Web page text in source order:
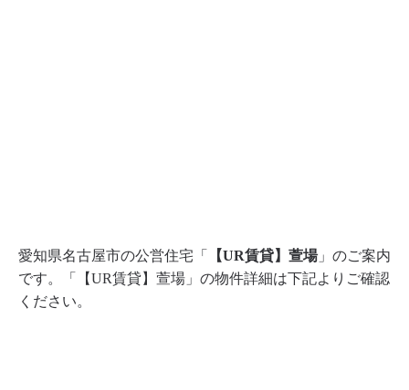
愛知県名古屋市の公営住宅「 【UR賃貸】萱場」のご案内
です。「【UR賃貸】萱場」の物件詳細は下記よりご確認
ください。